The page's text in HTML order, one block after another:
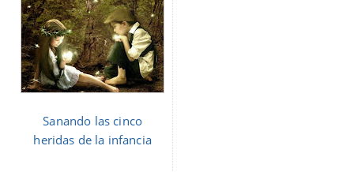
Sanando las cinco
heridas de la infancia